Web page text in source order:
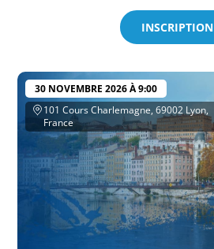
INSCRIPTION
30 NOVEMBRE 2026 À 9:00
101 Cours Charlemagne, 69002 Lyon,
France